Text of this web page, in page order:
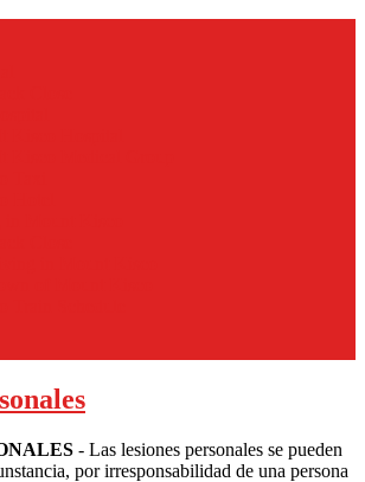
- Las lesiones personales se pueden
por irresponsabilidad de una persona